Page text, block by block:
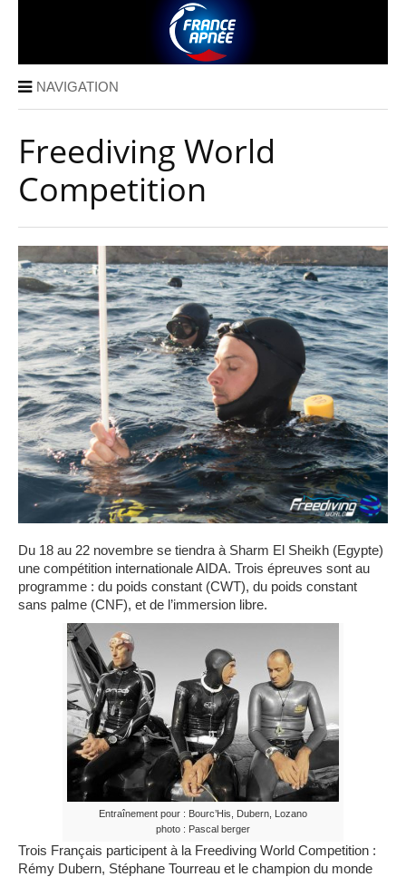
NAVIGATION
Freediving World
Competition
Du 18 au 22 novembre se tiendra à Sharm El Sheikh (Egypte)
une compétition internationale AIDA. Trois épreuves sont au
programme : du poids constant (CWT), du poids constant
sans palme (CNF), et de l’immersion libre.
Entraînement pour : Bourc’His, Dubern, Lozano
photo : Pascal berger
Trois Français participent à la Freediving World Competition :
Rémy Dubern, Stéphane Tourreau et le champion du monde